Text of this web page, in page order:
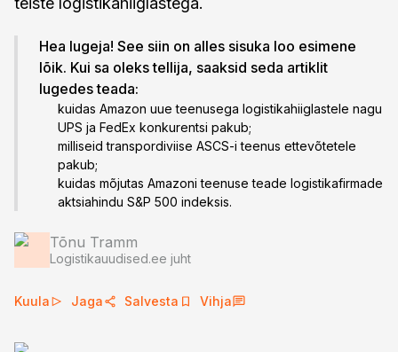
Hea lugeja! See siin on alles sisuka loo esimene
lõik. Kui sa oleks tellija, saaksid seda artiklit
lugedes teada:
kuidas Amazon uue teenusega logistikahiiglastele nagu
UPS ja FedEx konkurentsi pakub;
milliseid transpordiviise ASCS-i teenus ettevõtetele
pakub;
kuidas mõjutas Amazoni teenuse teade logistikafirmade
aktsiahindu S&P 500 indeksis.
Tõnu Tramm
Logistikauudised.ee juht
Kuula Jaga Salvesta Vihja